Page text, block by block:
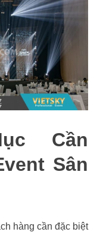
Cần
Sân
hàng cần đặc biệt